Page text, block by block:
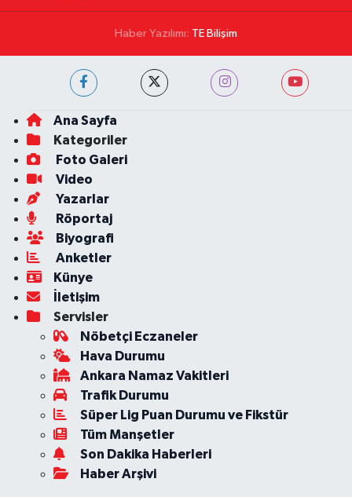
Haber Yazılımı: TE Bilişim
Ana Sayfa
Kategoriler
Foto Galeri
Video
Yazarlar
Röportaj
Biyografi
Anketler
Künye
İletişim
Servisler
Nöbetçi Eczaneler
Hava Durumu
Ankara Namaz Vakitleri
Trafik Durumu
Süper Lig Puan Durumu ve Fikstür
Tüm Manşetler
Son Dakika Haberleri
Haber Arşivi